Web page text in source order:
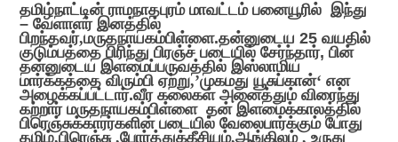
தமிழ்நாட்டின் ராமநாதபுரம் மாவட்டம் பனையூரில் இந்து
– வேளாளர் இனத்தில்
பிறந்தவர்,மருதநாயகம்பிள்ளை.தன்னுடைய 25 வயதில்
குடும்பத்தை பிரிந்து பிரஞ்ச் படையில் சேர்ந்தார், பின்
தன்னுடைய இளமைப்பருவத்தில் இஸ்லாமிய
மார்க்கத்தை விரும்பி ஏற்று,’முகமது யூசுப்கான்‘என
அழைக்கப்பட்டார்.வீர கலைகள் அனைத்தும் விரைந்து
கற்றார் மருதநாயகம்பிள்ளை தன் இளமைக்காலத்தில்
பிரெஞ்சுக்காரர்களின் படையில் வேலைபார்க்கும் போது
தமிழ்,பிரெஞ்சு,போர்த்துக்கீசியம்,ஆங்கிலம்,உருது